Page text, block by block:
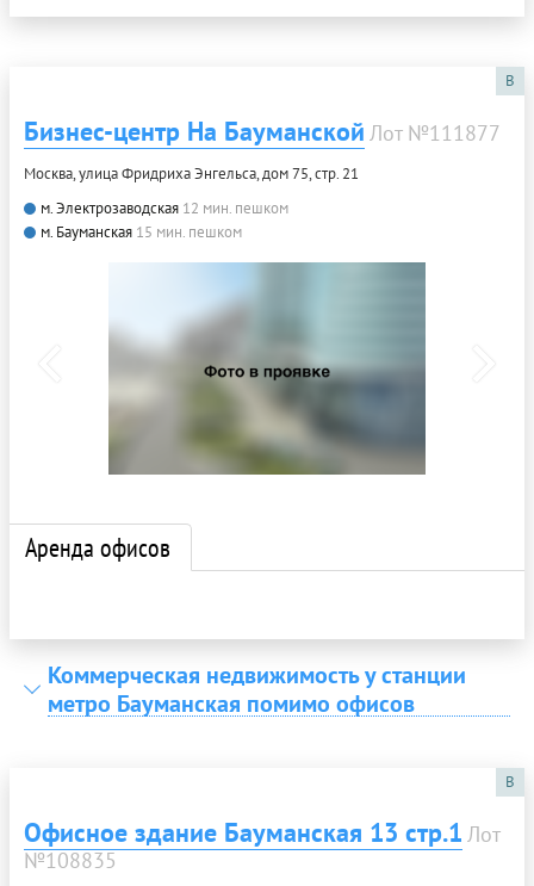
B
Бизнес-центр На Бауманской Лот №111877
Москва, улица Фридриха Энгельса, дом 75, стр. 21
м. Электрозаводская 12 мин. пешком
м. Бауманская 15 мин. пешком
Аренда офисов
Коммерческая недвижимость у станции
метро Бауманская помимо офисов
B
Офисное здание Бауманская 13 стр.1 Лот
№108835